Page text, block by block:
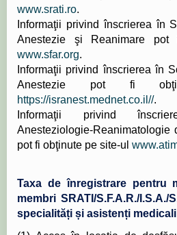
www.srati.ro.
Informaţii privind înscrierea în
Anestezie şi Reanimare pot
www.sfar.org.
Informaţii privind înscrierea în
Anestezie pot fi
https://isranest.mednet.co.il//.
Informaţii privind
Anesteziologie-Reanimatologie
pot fi obţinute pe site-ul
Taxa de înregistrare pentru
membri SRATI/S.F.A.R./I.S.A./
specialități și asistenți